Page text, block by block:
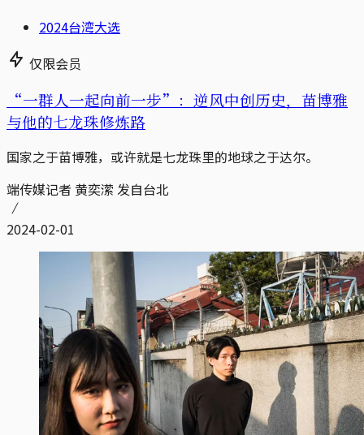
2024台湾大选
仅限会员
“一群人一起向前一步”：逆风中创历史，苗博雅
与他的七龙珠修炼路
国家之于苗博雅，或许就是七龙珠里的地球之于达尔。
端传媒记者 黄奕潆 发自台北
2024-02-01